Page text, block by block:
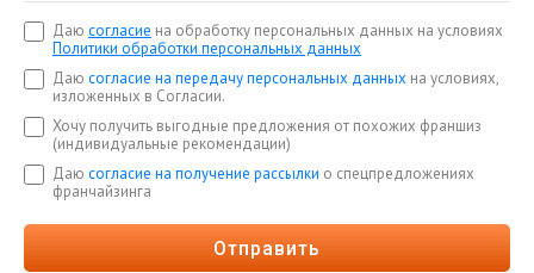
Даю согласие на обработку персональных данных на условиях
Политики обработки персональных данных
Даю согласие на передачу персональных данных на условиях,
изложенных в Согласии.
Хочу получить выгодные предложения от похожих франшиз
(индивидуальные рекомендации)
Даю согласие на получение рассылки о спецпредложениях
франчайзинга
Отправить